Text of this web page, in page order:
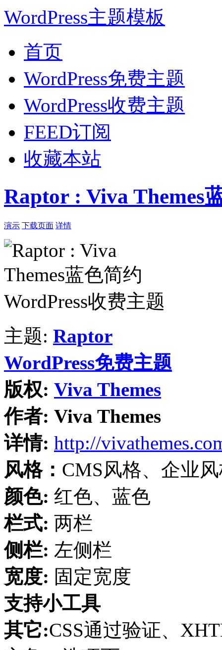
WordPress主题模板
首页
WordPress免费主题
WordPress收费主题
FEED订阅
收藏本站
Raptor : Viva Themes
演示 下载页面 详情
主题: Raptor
WordPress免费主题
版权: Viva Themes
作者: Viva Themes
详情: http://
风格： CMS风格、企业
颜色: 红色、蓝色
栏式: 两栏
侧栏: 左侧栏
宽度: 固定宽度
支持小工具
其它:CSS通过验证、